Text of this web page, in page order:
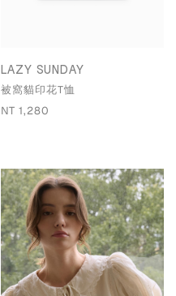
LAZY SUNDAY
被窩貓印花T恤
NT 1,280